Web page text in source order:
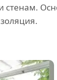
стенам.